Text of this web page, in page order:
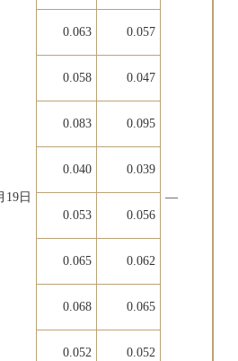
19日 ―
0.063 0.057
0.058 0.047
0.083 0.095
0.040 0.039
0.053 0.056
0.065 0.062
0.068 0.065
0.052 0.052